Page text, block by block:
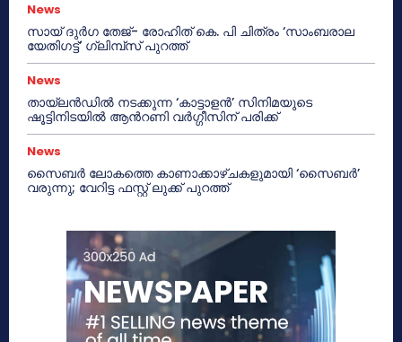
News
സായ് ദുർഗ തേജ്- രോഹിത് കെ. പി ചിത്രം ‘സാംബരാല
യേതിഗട്ട്’ ഗ്ലിമ്പ്സ് പുറത്ത്
News
തായ്‌ലൻഡിൽ നടക്കുന്ന ‘കാട്ടാളൻ’ സിനിമയുടെ
ഷൂട്ടിനിടയിൽ ആന്‍റണി വർഗ്ഗീസിന് പരിക്ക്
News
സൈബർ ലോകത്തെ കാണാക്കാഴ്ചകളുമായി ‘സൈബർ’
വരുന്നു; വേറിട്ട ഫസ്റ്റ് ലുക്ക് പുറത്ത്